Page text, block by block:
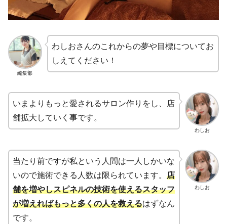
編集部
わしおさんのこれからの夢や目標についてお
しえてください！
わしお
いまよりもっと愛されるサロン作りをし、店
舗拡大していく事です。
わしお
当たり前ですが私という人間は一人しかいな
いので施術できる人数は限られています。 店
舗を増やしスピネルの技術を使えるスタッフ
が増えればもっと多くの人を救えるはずなん
です。